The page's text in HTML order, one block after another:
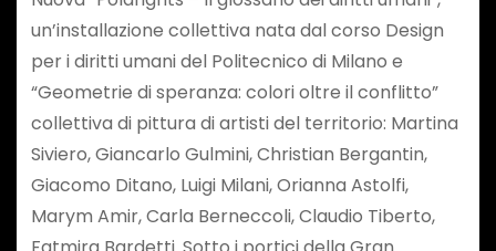
un’installazione collettiva nata dal corso Design
per i diritti umani del Politecnico di Milano e
“Geometrie di speranza: colori oltre il conflitto”
collettiva di pittura di artisti del territorio: Martina
Siviero, Giancarlo Gulmini, Christian Bergantin,
Giacomo Ditano, Luigi Milani, Orianna Astolfi,
Marym Amir, Carla Berneccoli, Claudio Tiberto,